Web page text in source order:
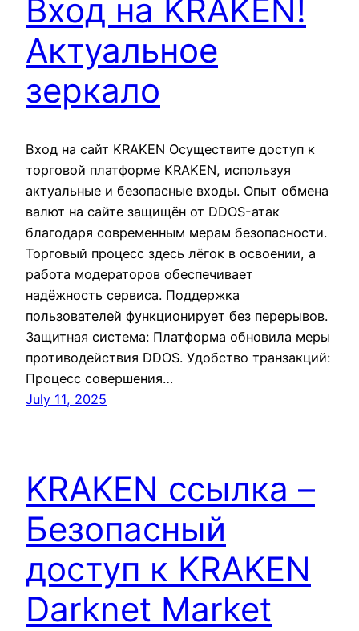
Вход на KRAKEN!
Актуальное
зеркало
Вход на сайт KRAKEN Осуществите доступ к
торговой платформе KRAKEN, используя
актуальные и безопасные входы. Опыт обмена
валют на сайте защищён от DDOS-атак
благодаря современным мерам безопасности.
Торговый процесс здесь лёгок в освоении, а
работа модераторов обеспечивает
надёжность сервиса. Поддержка
пользователей функционирует без перерывов.
Защитная система: Платформа обновила меры
противодействия DDOS. Удобство транзакций:
Процесс совершения…
July 11, 2025
KRAKEN ссылка –
Безопасный
доступ к KRAKEN
Darknet Market